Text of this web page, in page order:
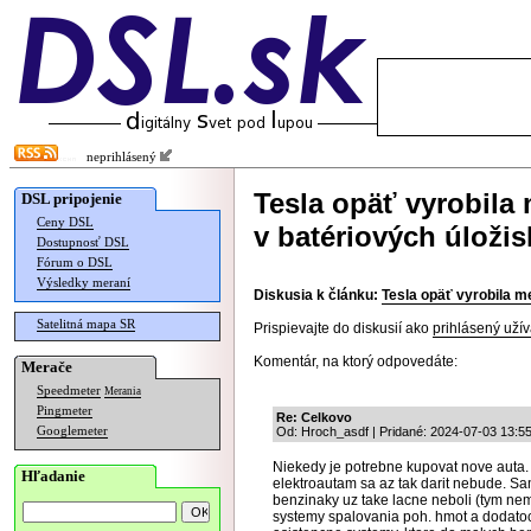
neprihlásený
DSL pripojenie
Ceny DSL
Dostupnosť DSL
Fórum o DSL
Výsledky meraní
Satelitná mapa SR
Merače
Speedmeter Merania
Pingmeter
Googlemeter
Hľadanie
Tesla opäť vyrobila
v batériových
Diskusia k článku: Tesla opäť vyrobila
Prispievajte do diskusií ako prihlásený
Komentár, na ktorý odpovedáte:
Re: Celkovo
Od: Hroch_asdf | Pridané: 2024-07-03
Niekedy je potrebne kupovat nove
elektroautam sa az tak darit nebude.
benzinaky uz take lacne neboli (tym
systemy spalovania poh. hmot a